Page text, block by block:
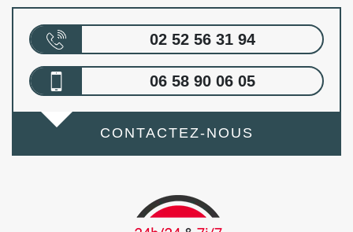
02 52 56 31 94
06 58 90 06 05
CONTACTEZ-NOUS